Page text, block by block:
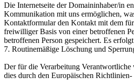
Die Internetseite der Domaininhaber/in
Kommunikation mit uns ermöglichen,
Kontaktformular den Kontakt mit dem
freiwilliger Basis von einer betroffenen
betroffenen Person gespeichert. Es
7. Routinemäßige Löschung und
Der für die Verarbeitung Verantwortliche
dies durch den Europäischen